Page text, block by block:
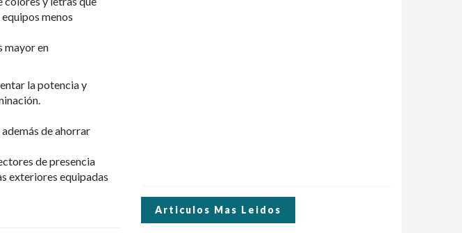
menos
mayor en
la potencia y
de ahorrar
de presencia
exteriores equipadas
Articulos Mas Leidos